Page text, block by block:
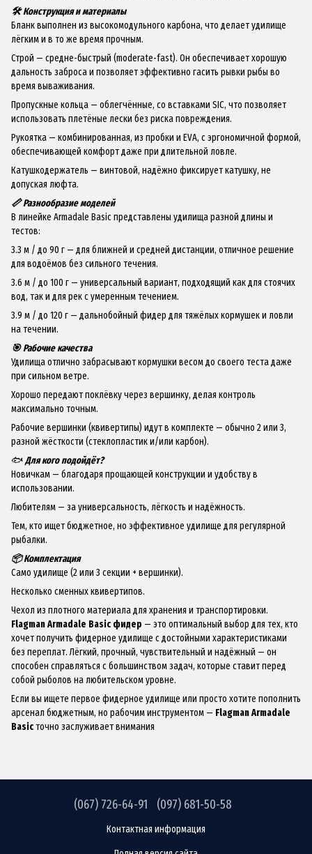
🛠️ Конструкция и материалы
Бланк выполнен из высокомодульного карбона, что делает удилище
лёгким и в то же время прочным.
Строй — средне-быстрый (moderate-fast). Он обеспечивает хорошую
дальность заброса и позволяет эффективно гасить рывки рыбы во
время вываживания.
Пропускные кольца — облегчённые, со вставками SIC, что позволяет
использовать плетёные лески без риска повреждения.
Рукоятка — комбинированная, из пробки и EVA, с эргономичной формой,
обеспечивающей комфорт даже при длительной ловле.
Катушкодержатель — винтовой, надёжно фиксирует катушку, не
допуская люфта.
📏 Разнообразие моделей
В линейке Armadale Basic представлены удилища разной длины и
тестов:
3.3 м / до 90 г — для ближней и средней дистанции, отличное решение
для водоёмов без сильного течения.
3.6 м / до 100 г — универсальный вариант, подходящий как для стоячих
вод, так и для рек с умеренным течением.
3.9 м / до 120 г — дальнобойный фидер для тяжёлых кормушек и ловли
на течении.
🎯 Рабочие качества
Удилища отлично забрасывают кормушки весом до своего теста даже
при сильном ветре.
Хорошо передают поклёвку через вершинку, делая контроль
максимально точным.
Рабочие вершинки (квивертипы) идут в комплекте — обычно 2 или 3,
разной жёсткости (стеклопластик и/или карбон).
🐟Для кого подойдёт?
Новичкам — благодаря прощающей конструкции и удобству в
использовании.
Любителям — за универсальность, лёгкость и надёжность.
Тем, кто ищет бюджетное, но эффективное удилище для регулярной
рыбалки.
📦 Комплектация
Само удилище (2 или 3 секции + вершинки).
Несколько сменных квивертипов.
Чехол из плотного материала для хранения и транспортировки.
Flagman Armadale Basic фидер — это оптимальный выбор для тех, кто
хочет получить фидерное удилище с достойными характеристиками
без переплат. Лёгкий, прочный, чувствительный и надёжный — он
способен справляться с большинством задач, которые ставит перед
собой рыболов на любительском уровне.
Если вы ищете первое фидерное удилище или просто хотите пополнить
арсенал бюджетным, но рабочим инструментом — Flagman Armadale
Basicточно заслуживает внимания
(067) 726-64-91 (097) 681-50-58
Контактная информация